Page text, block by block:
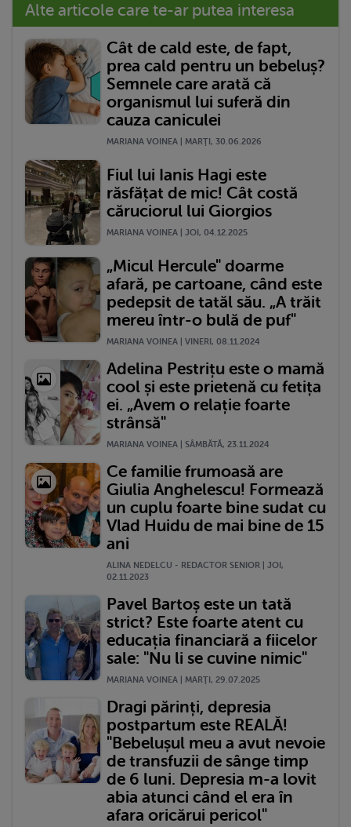
Alte articole care te-ar putea interesa
Cât de cald este, de fapt,
prea cald pentru un bebeluș?
Semnele care arată că
organismul lui suferă din
cauza caniculei
MARIANA VOINEA | MARŢI, 30.06.2026
Fiul lui Ianis Hagi este
răsfățat de mic! Cât costă
căruciorul lui Giorgios
MARIANA VOINEA | JOI, 04.12.2025
„Micul Hercule" doarme
afară, pe cartoane, când este
pedepsit de tatăl său. „A trăit
mereu într-o bulă de puf"
MARIANA VOINEA | VINERI, 08.11.2024
Adelina Pestrițu este o mamă
cool și este prietenă cu fetița
ei. „Avem o relație foarte
strânsă"
MARIANA VOINEA | SÂMBĂTĂ, 23.11.2024
Ce familie frumoasă are
Giulia Anghelescu! Formează
un cuplu foarte bine sudat cu
Vlad Huidu de mai bine de 15
ani
ALINA NEDELCU - REDACTOR SENIOR | JOI,
02.11.2023
Pavel Bartoș este un tată
strict? Este foarte atent cu
educația financiară a fiicelor
sale: "Nu li se cuvine nimic"
MARIANA VOINEA | MARŢI, 29.07.2025
Dragi părinți, depresia
postpartum este REALĂ!
"Bebelușul meu a avut nevoie
de transfuzii de sânge timp
de 6 luni. Depresia m-a lovit
abia atunci când el era în
afara oricărui pericol"